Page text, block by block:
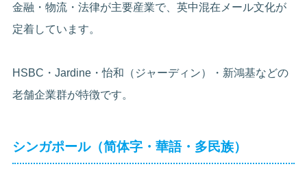
金融・物流・法律が主要産業で、英中混在メール文化が
定着しています。
HSBC・Jardine・怡和（ジャーディン）・新鴻基などの
老舗企業群が特徴です。
シンガポール（简体字・華語・多民族）